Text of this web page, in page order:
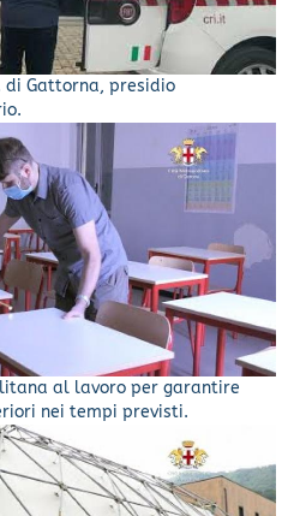
di Gattorna, presidio
al lavoro per garantire
nei tempi previsti.